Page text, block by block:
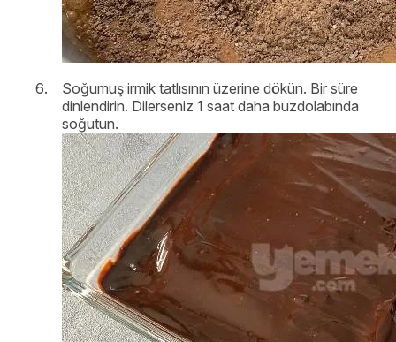
Soğumuş irmik tatlısının üzerine dökün. Bir süre
dinlendirin. Dilerseniz 1 saat daha buzdolabında
soğutun.